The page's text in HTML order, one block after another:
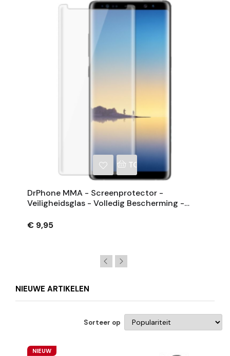
TOEVOEGEN AAN
DrPhone MMA - Screenprotector -
Veiligheidsglas - Volledig Bescherming -
8
€ 9,95
NIEUWE ARTIKELEN
Sorteer op
NIEUW